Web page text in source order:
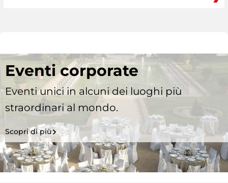
Eventi corporate
Eventi unici in alcuni dei luoghi più
straordinari al mondo.
Scopri di più